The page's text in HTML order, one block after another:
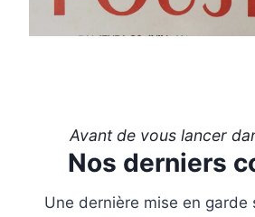
Avant de vous lancer
Nos derniers
Une dernière mise en garde